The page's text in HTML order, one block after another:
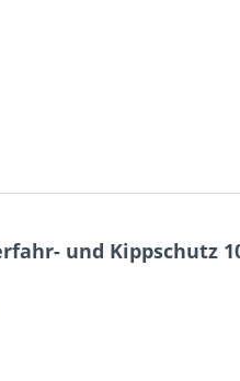
und Kippschutz